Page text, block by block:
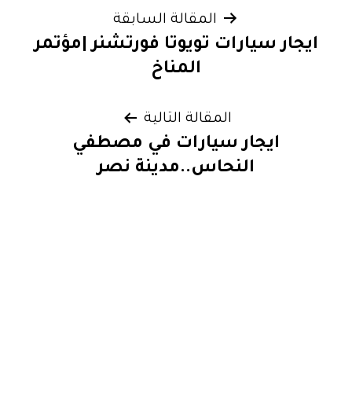
المقالات
المقالة السابقة
ايجار سيارات تويوتا فورتشنر |مؤتمر
المناخ
المقالة التالية
ايجار سيارات في مصطفي
النحاس..مدينة نصر